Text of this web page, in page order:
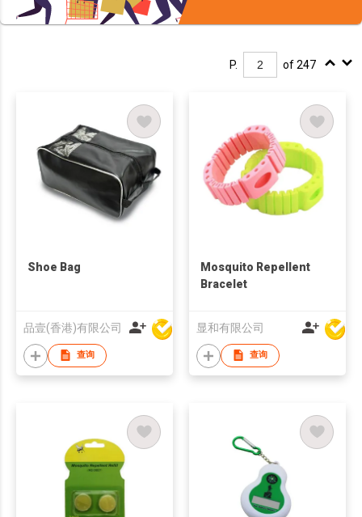
P. of 247
Shoe Bag
品壹(香港)有限公司
查询
Mosquito Repellent
Bracelet
显和有限公司
查询